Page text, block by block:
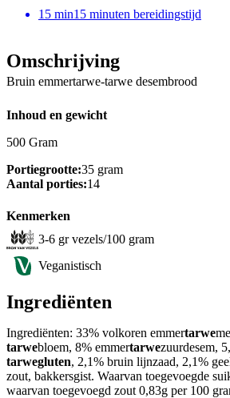
15 min15 minuten bereidingstijd
Omschrijving
Bruin emmertarwe-tarwe desembrood
Inhoud en gewicht
500 Gram
Portiegrootte:35 gram
Aantal porties:14
Kenmerken
3-6 gr vezels/100 gram
Veganistisch
Ingrediënten
Ingrediënten: 33% volkoren emmertarwe
tarwebloem, 8% emmertarwezuurdesem,
tarwegluten, 2,1% bruin lijnzaad, 2,1%
zout, bakkersgist. Waarvan toegevoegde
waarvan toegevoegd zout 0,83g per 100